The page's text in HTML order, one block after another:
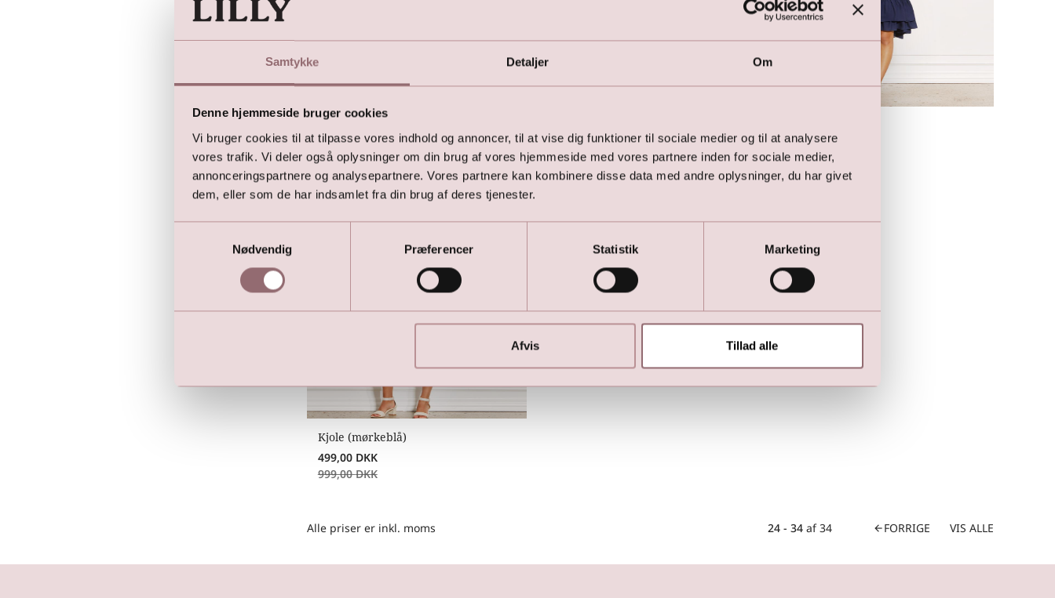
Samtykke Detaljer Om
Denne hjemmeside bruger cookies
Vi bruger cookies til at tilpasse vores indhold og annoncer, til at vise dig funktioner til sociale medier og til at analysere
vores trafik. Vi deler også oplysninger om din brug af vores hjemmeside med vores partnere inden for sociale medier,
annonceringspartnere og analysepartnere. Vores partnere kan kombinere disse data med andre oplysninger, du har givet
dem, eller som de har indsamlet fra din brug af deres tjenester.
Nødvendig
Præferencer Statistik Marketing
Afvis Tillad alle
499,00 DKK
999,00 DKK
499,00 DKK
999,00 DKK
499,00 DKK
999,00 DKK
Kjole (mørkeblå)
499,00 DKK
999,00 DKK
Alle priser er inkl. moms 24 - 34af34 arrow_back FORRIGE VIS ALLE